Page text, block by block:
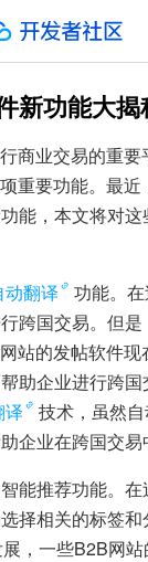
新功能大揭
商业交易的重要
重要功能。最
能，本文将对
动翻译
功能。
跨国交易。但
站的发帖软件现
助企业进行跨
译
技术，虽然
企业在跨国交易
能推荐功能。
择相关的标签
，一些B2B网